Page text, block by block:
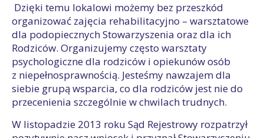
Dzięki temu lokalowi możemy bez przeszkód
organizować zajęcia rehabilitacyjno – warsztatowe
dla podopiecznych Stowarzyszenia oraz dla ich
Rodziców. Organizujemy często warsztaty
psychologiczne dla rodziców i opiekunów osób
z niepełnosprawnością. Jesteśmy nawzajem dla
siebie grupą wsparcia, co dla rodziców jest nie do
przecenienia szczególnie w chwilach trudnych.
W listopadzie 2013 roku Sąd Rejestrowy rozpatrzył